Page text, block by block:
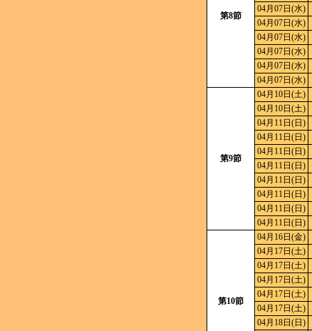
第8節
04月07日(水)
04月07日(水)
04月07日(水)
04月07日(水)
04月07日(水)
04月07日(水)
第9節
04月10日(土)
04月10日(土)
04月11日(日)
04月11日(日)
04月11日(日)
04月11日(日)
04月11日(日)
04月11日(日)
04月11日(日)
04月11日(日)
第10節
04月16日(金)
04月17日(土)
04月17日(土)
04月17日(土)
04月17日(土)
04月17日(土)
04月18日(日)